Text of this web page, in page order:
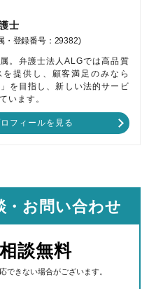
士
・登録番号：29382)
。弁護士法人ALGでは高品質
を提供し、顧客満足のみなら
を目指し、新しい法的サービ
います。
フィールを見る
・お問い合わせ
談無料
できない場合がございます。